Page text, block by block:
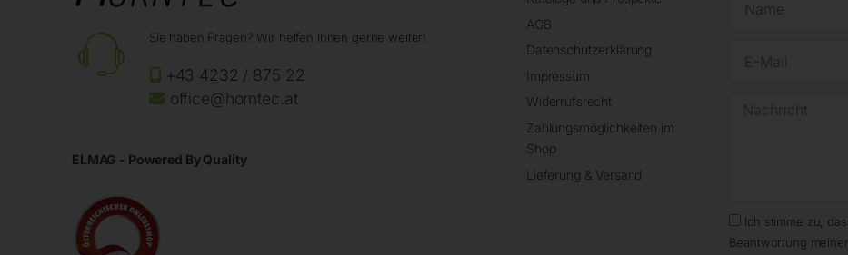
Sie haben Fragen? Wir helfen Ihnen gerne weiter!
+43 4232 / 875 22
office@horntec.at
ELMAG - Powered By Quality
AGB
Datenschutzerklärung
Impressum
Widerrufsrecht
Zahlungsmöglichkeiten im
Shop
Lieferung & Versand
Ich stimme zu,
Beantwortung